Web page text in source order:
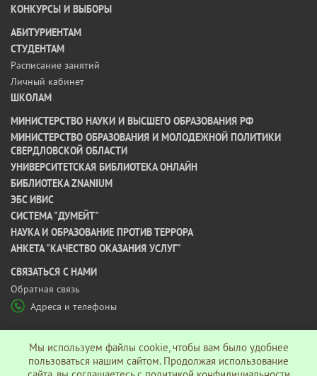
КОНКУРСЫ И ВЫБОРЫ
АБИТУРИЕНТАМ
СТУДЕНТАМ
Расписание занятий
Личный кабинет
ШКОЛАМ
МИНИСТЕРСТВО НАУКИ И ВЫСШЕГО ОБРАЗОВАНИЯ РФ
МИНИСТЕРСТВО ОБРАЗОВАНИЯ И МОЛОДЕЖНОЙ ПОЛИТИКИ
СВЕРДЛОВСКОЙ ОБЛАСТИ
УНИВЕРСИТЕТСКАЯ БИБЛИОТЕКА ОНЛАЙН
БИБЛИОТЕКА ZNANIUM
ЭБС ИВИС
СИСТЕМА "ДУМЕЙТ"
НАУКА И ОБРАЗОВАНИЕ ПРОТИВ ТЕРРОРА
АНКЕТА "КАЧЕСТВО ОКАЗАНИЯ УСЛУГ"
CВЯЗАТЬСЯ С НАМИ
Обратная связь
Адреса и телефоны
Мы используем файлы cookie, чтобы вам было удобнее
пользоваться нашим сайтом. Продолжая использование